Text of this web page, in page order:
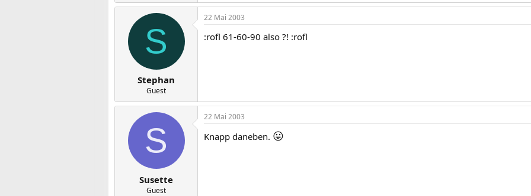
S
Stephan
Guest
22 Mai 2003
:rofl 61-60-90 also ?! :rofl
S
Susette
Guest
22 Mai 2003
Knapp daneben. 😛